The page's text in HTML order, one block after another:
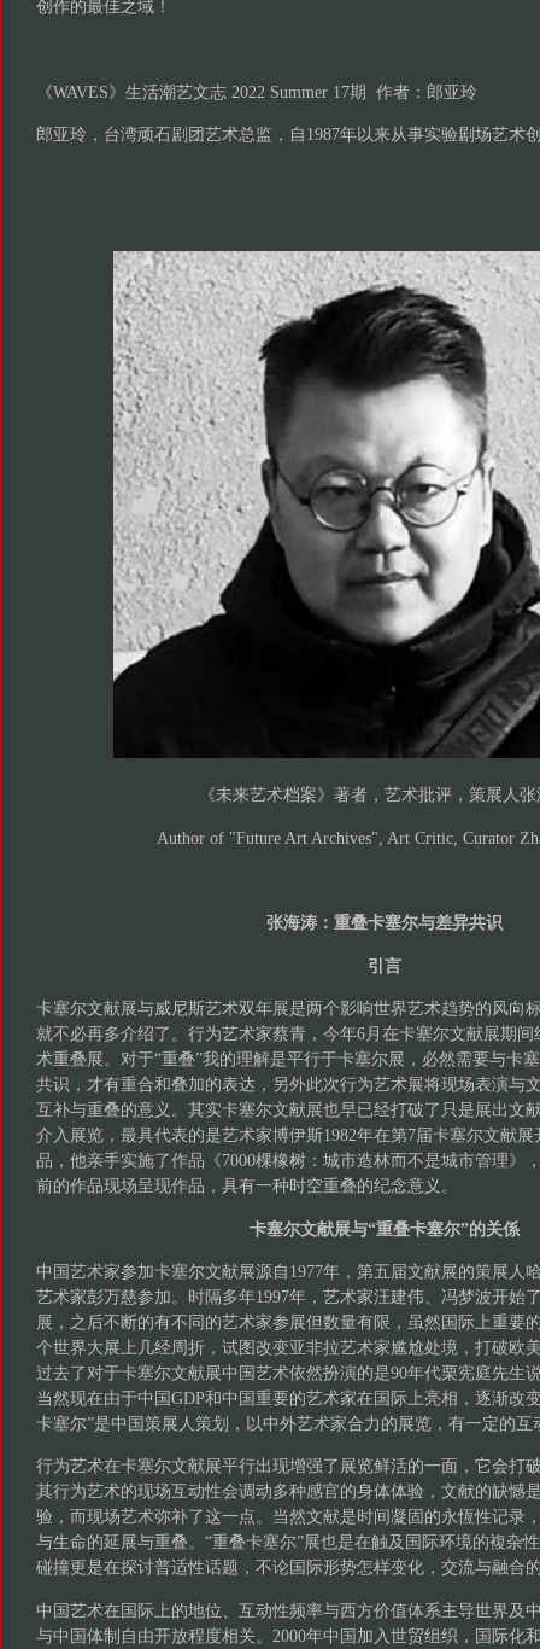
创作的最佳之域！
《WAVES》生活潮艺文志 2022 Summer 17期 作者：郎亚玲
郎亚玲，台湾顽石剧团艺术总监，自1987年以来从事实验剧场艺术
《未来艺术档案》著者，艺术批评，策展人张
Author of "Future Art Archives", Art Critic, Curator
张海涛：重叠卡塞尔与差异共识
引言
卡塞尔文献展与威尼斯艺术双年展是两个影响世界艺术趋势的风向
就不必再多介绍了。行为艺术家蔡青，今年6月在卡塞尔文献展期
术重叠展。对于“重叠”我的理解是平行于卡塞尔展，必然需要与卡
共识，才有重合和叠加的表达，另外此次行为艺术展将现场表演与
互补与重叠的意义。其实卡塞尔文献展也早已经打破了只是展出文
介入展览，最具代表的是艺术家博伊斯1982年在第7届卡塞尔文献
品，他亲手实施了作品《7000棵橡树：城市造林而不是城市管理》
前的作品现场呈现作品，具有一种时空重叠的纪念意义。
卡塞尔文献展与“重叠卡塞尔”的关係
中国艺术家参加卡塞尔文献展源自1977年，第五届文献展的策展人
艺术家彭万慈参加。时隔多年1997年，艺术家汪建伟、冯梦波开始
展，之后不断的有不同的艺术家参展但数量有限，虽然国际上重要
个世界大展上几经周折，试图改变亚非拉艺术家尴尬处境，打破欧
过去了对于卡塞尔文献展中国艺术依然扮演的是90年代栗宪庭先生
当然现在由于中国GDP和中国重要的艺术家在国际上亮相，逐渐改
卡塞尔”是中国策展人策划，以中外艺术家合力的展览，有一定的互
行为艺术在卡塞尔文献展平行出现增强了展览鲜活的一面，它会打
其行为艺术的现场互动性会调动多种感官的身体体验，文献的缺憾
验，而现场艺术弥补了这一点。当然文献是时间凝固的永恆性记录
与生命的延展与重叠。“重叠卡塞尔”展也是在触及国际环境的複杂
碰撞更是在探讨普适性话题，不论国际形势怎样变化，交流与融合
中国艺术在国际上的地位、互动性频率与西方价值体系主导世界及
与中国体制自由开放程度相关。2000年中国加入世贸组织，国际化